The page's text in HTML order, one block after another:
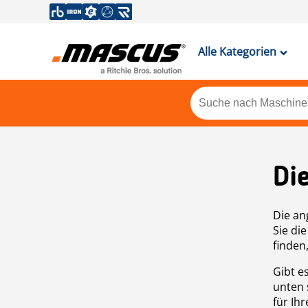
Alle Kategorien
Die
Sie
Gibt
unten
für